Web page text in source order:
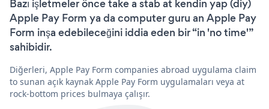
Bazı işletmeler önce take a stab at kendin yap (diy)
Apple Pay Form ya da computer guru an Apple Pay
Form inşa edebileceğini iddia eden bir “in 'no time'”
sahibidir.
Diğerleri, Apple Pay Form companies abroad uygulama claim
to sunan açık kaynak Apple Pay Form uygulamaları veya at
rock-bottom prices bulmaya çalışır.